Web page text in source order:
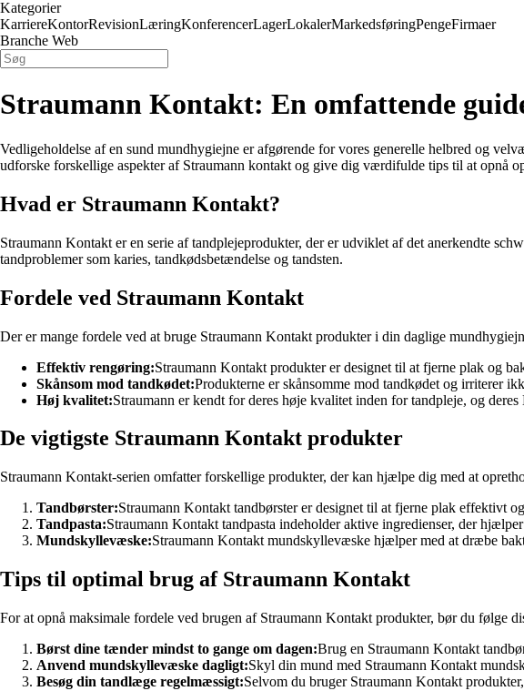
Kategorier
KarriereKontorRevisionLæringKonferencerLagerLokalerMarkedsføringPengeFirmaer
Branche Web
Straumann Kontakt: En omfattende
Vedligeholdelse af en sund mundhygiejne er afgørende for vores generelle helbred og
udforske forskellige aspekter af Straumann kontakt og give dig værdifulde tips til at opnå
Hvad er Straumann Kontakt?
Straumann Kontakt er en serie af tandplejeprodukter, der er udviklet af det anerkendte
tandproblemer som karies, tandkødsbetændelse og tandsten.
Fordele ved Straumann Kontakt
Der er mange fordele ved at bruge Straumann Kontakt produkter i din daglige
Effektiv rengøring:Straumann Kontakt produkter er designet til at fjerne plak og
Skånsom mod tandkødet:Produkterne er skånsomme mod tandkødet og irriterer
Høj kvalitet:Straumann er kendt for deres høje kvalitet inden for tandpleje, og
De vigtigste Straumann Kontakt produkter
Straumann Kontakt-serien omfatter forskellige produkter, der kan hjælpe dig med at
Tandbørster:Straumann Kontakt tandbørster er designet til at fjerne plak effektivt
Tandpasta:Straumann Kontakt tandpasta indeholder aktive ingredienser, der
Mundskyllevæske:Straumann Kontakt mundskyllevæske hjælper med at dræbe
Tips til optimal brug af Straumann Kontakt
For at opnå maksimale fordele ved brugen af Straumann Kontakt produkter, bør du følge
Børst dine tænder mindst to gange om dagen:Brug en Straumann Kontakt
Anvend mundskyllevæske dagligt:Skyl din mund med Straumann Kontakt
Besøg din tandlæge regelmæssigt:Selvom du bruger Straumann Kontakt